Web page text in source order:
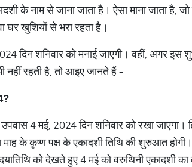
के नाम से जाना जाता है। ऐसा माना जाता
घर खुशियों से भरा रहता है।
दिन शनिवार को मनाई जाएगी। वहीं, अगर इस
रहती है, तो आइए जानते हैं -
4 मई, 2024 दिन शनिवार को रखा
के कृष्ण पक्ष के एकादशी तिथि की शुरुआत
को देखते हुए 4 मई को वरुथिनी एकादशी का